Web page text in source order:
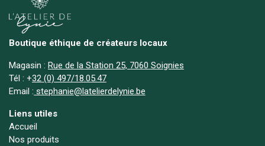
Boutique éthique de créateurs locaux
Magasin : Rue de la Station 25, 7060 Soignies
Tél : +32 (0) 497/18.05.47
Email : stephanie@latelierdelynie.be
Liens utiles
Accueil
Nos produits